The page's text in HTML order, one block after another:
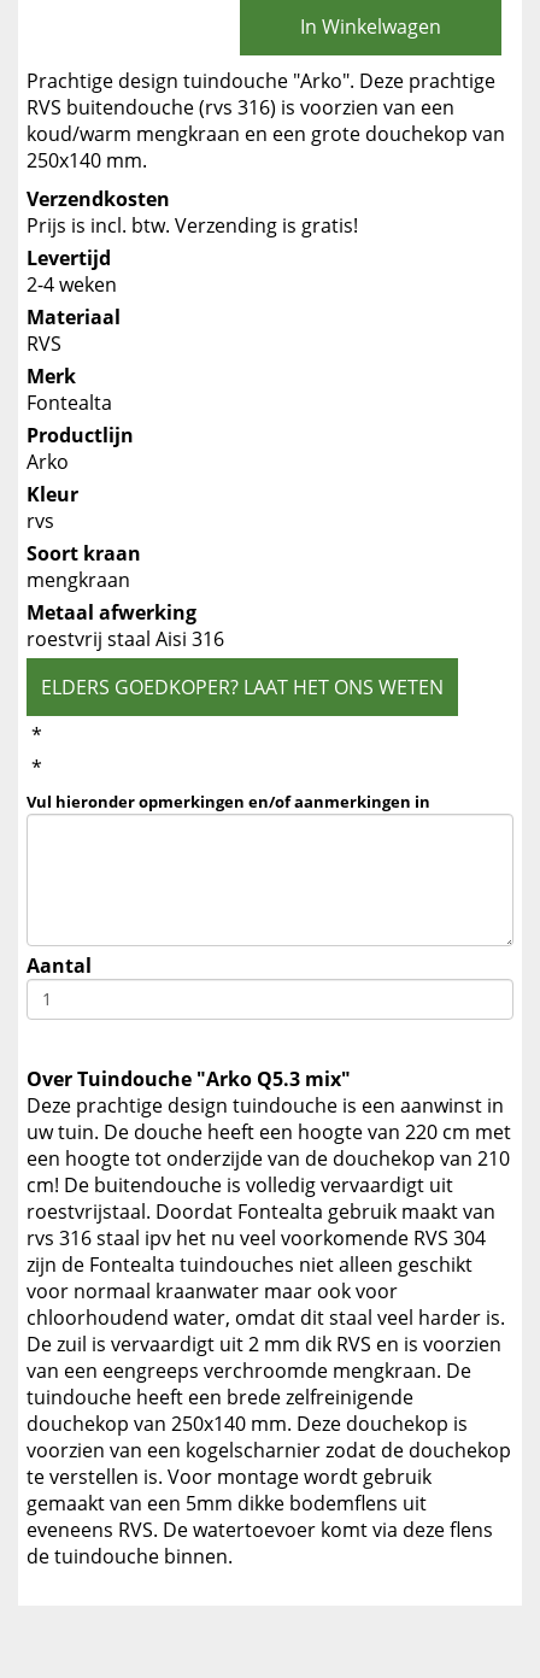
In Winkelwagen
Prachtige design tuindouche "Arko". Deze prachtige
RVS buitendouche (rvs 316) is voorzien van een
koud/warm mengkraan en een grote douchekop van
250x140 mm.
Verzendkosten
Prijs is incl. btw. Verzending is gratis!
Levertijd
2-4 weken
Materiaal
RVS
Merk
Fontealta
Productlijn
Arko
Kleur
rvs
Soort kraan
mengkraan
Metaal afwerking
roestvrij staal Aisi 316
ELDERS GOEDKOPER? LAAT HET ONS WETEN
*
*
Vul hieronder opmerkingen en/of aanmerkingen in
Aantal
Over Tuindouche "Arko Q5.3 mix"
Deze prachtige design tuindouche is een aanwinst in
uw tuin. De douche heeft een hoogte van 220 cm met
een hoogte tot onderzijde van de douchekop van 210
cm! De buitendouche is volledig vervaardigt uit
roestvrijstaal. Doordat Fontealta gebruik maakt van
rvs 316 staal ipv het nu veel voorkomende RVS 304
zijn de Fontealta tuindouches niet alleen geschikt
voor normaal kraanwater maar ook voor
chloorhoudend water, omdat dit staal veel harder is.
De zuil is vervaardigt uit 2 mm dik RVS en is voorzien
van een eengreeps verchroomde mengkraan. De
tuindouche heeft een brede zelfreinigende
douchekop van 250x140 mm. Deze douchekop is
voorzien van een kogelscharnier zodat de douchekop
te verstellen is. Voor montage wordt gebruik
gemaakt van een 5mm dikke bodemflens uit
eveneens RVS. De watertoevoer komt via deze flens
de tuindouche binnen.